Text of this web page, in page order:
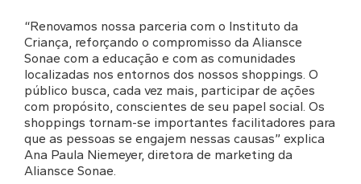
“Renovamos nossa parceria com o Instituto da
Criança, reforçando o compromisso da Aliansce
Sonae com a educação e com as comunidades
localizadas nos entornos dos nossos shoppings. O
público busca, cada vez mais, participar de ações
com propósito, conscientes de seu papel social. Os
shoppings tornam-se importantes facilitadores para
que as pessoas se engajem nessas causas” explica
Ana Paula Niemeyer, diretora de marketing da
Aliansce Sonae.